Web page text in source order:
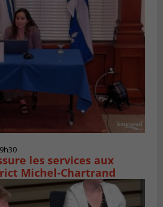
les services aux
Michel‑Chartrand